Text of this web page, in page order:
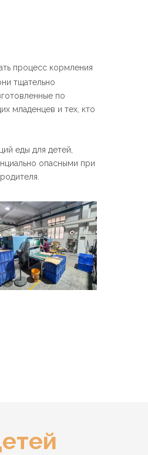
процесс кормления
тщательно
по
младенцев и тех, кто
еды для детей,
опасными при